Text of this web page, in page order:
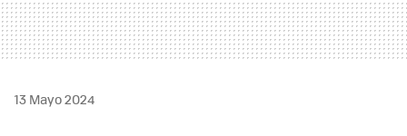
13 Mayo 2024